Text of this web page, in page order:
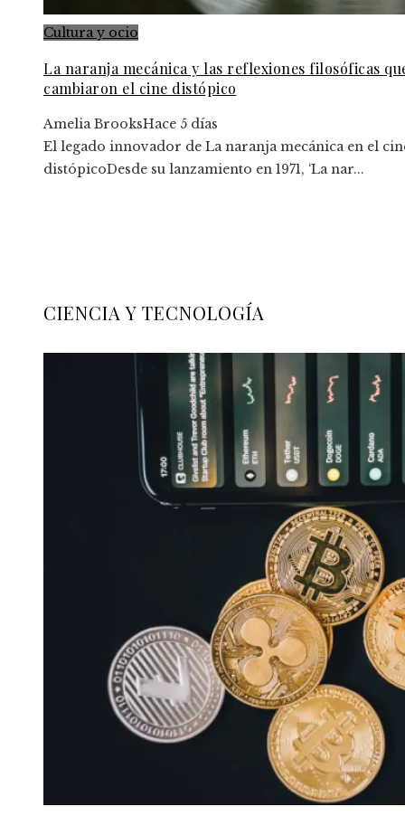
Cultura y ocio
La naranja mecánica y las reflexiones filosóficas
cambiaron el cine distópico
Amelia BrooksHace 5 días
El legado innovador de La naranja mecánica en el
distópicoDesde su lanzamiento en 1971, ‘La nar...
CIENCIA Y TECNOLOGÍA